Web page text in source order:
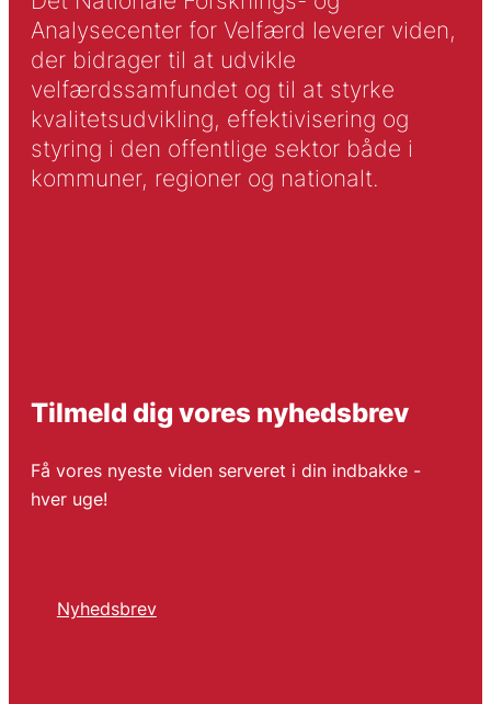
Analysecenter for Velfærd leverer viden,
der bidrager til at udvikle
velfærdssamfundet og til at styrke
kvalitetsudvikling, effektivisering og
styring i den offentlige sektor både i
kommuner, regioner og nationalt.
Tilmeld dig vores nyhedsbrev
Få vores nyeste viden serveret i din indbakke -
hver uge!
Nyhedsbrev